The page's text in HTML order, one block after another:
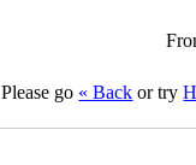
Please go « Back or try